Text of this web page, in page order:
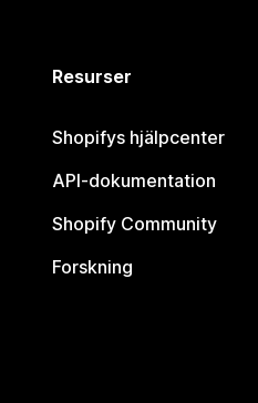
Resurser
Shopifys hjälpcenter
API-dokumentation
Shopify Community
Forskning